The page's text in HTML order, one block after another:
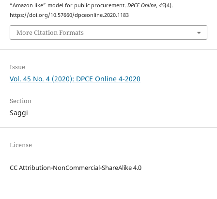
“Amazon like” model for public procurement. DPCE Online, 45(4).
https://doi.org/10.57660/dpceonline.2020.1183
More Citation Formats
Issue
Vol. 45 No. 4 (2020): DPCE Online 4-2020
Section
Saggi
License
CC Attribution-NonCommercial-ShareAlike 4.0